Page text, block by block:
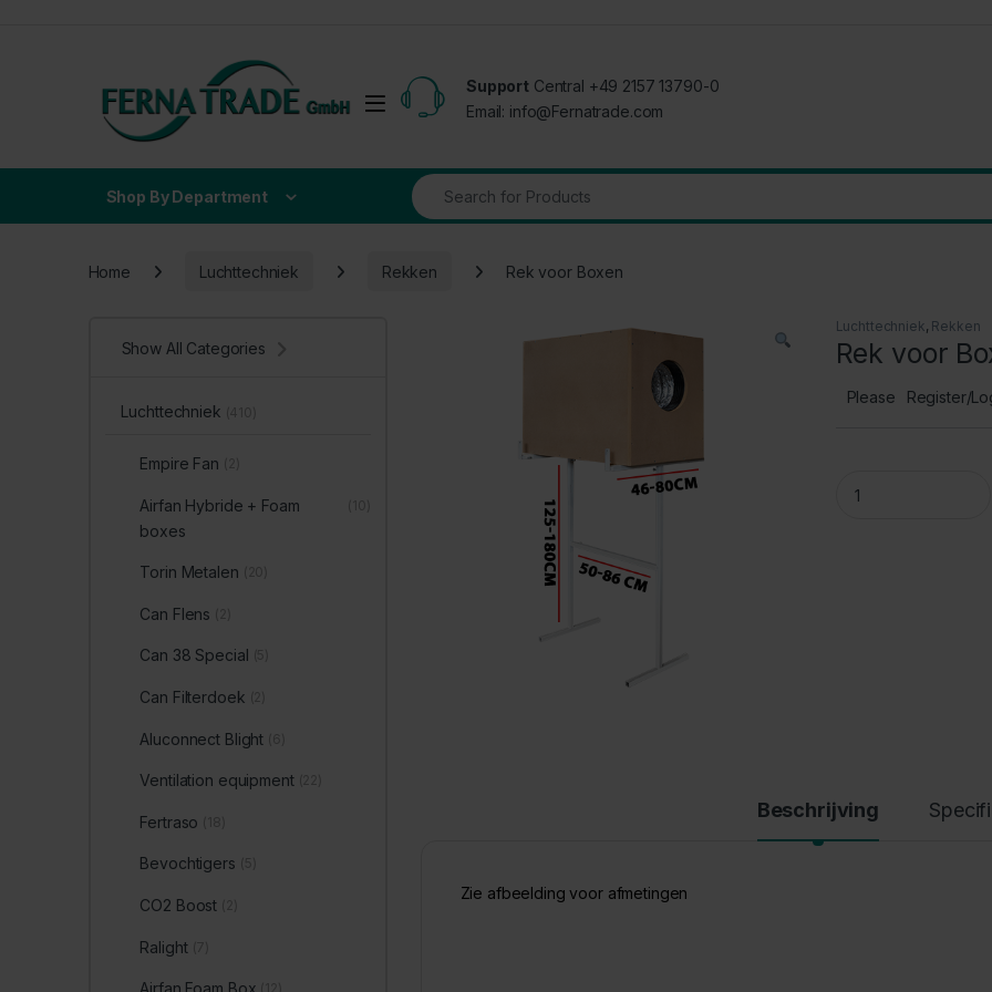
Open
Support Central +49 2157 13790-0
Email: info@Fernatrade.com
Shop By Department
Search for:
Home Luchttechniek Rekken Rek voor Boxen
Luchttechniek, Rekken
Rek voor
Please Register/
Rek voor Boxen
Beschrijving
Zie afbeelding voor afmetingen
Show All Categories
Luchttechniek
Empire Fan
Airfan Hybride + Foam
boxes
Torin Metalen
Can Flens
Can 38 Special
Can Filterdoek
Aluconnect Blight
Ventilation equipment
Fertraso
Bevochtigers
CO2 Boost
Ralight